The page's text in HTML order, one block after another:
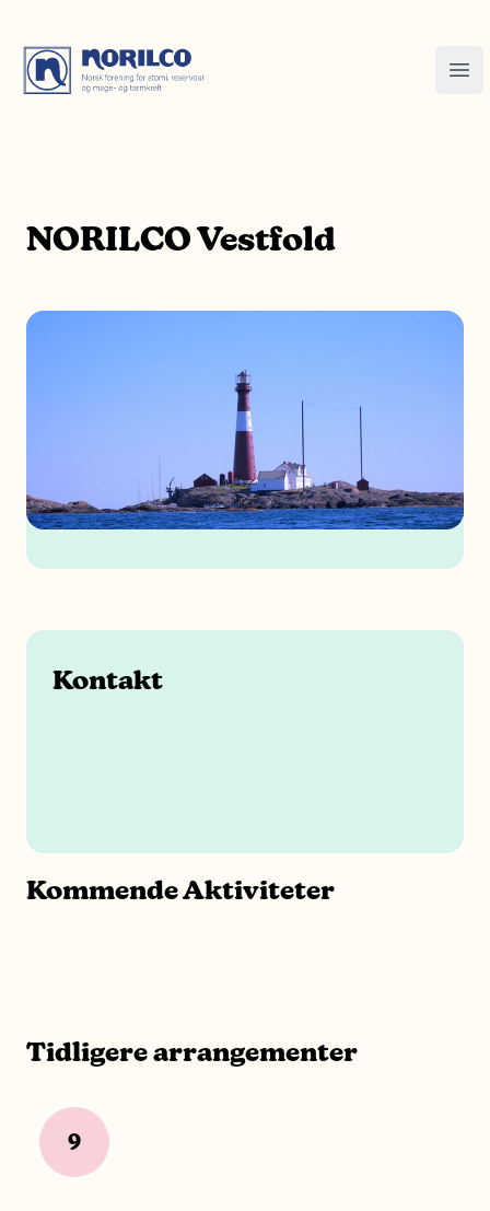
NORILCO Vestfold
Kontakt
Kommende Aktiviteter
Tidligere arrangementer
9